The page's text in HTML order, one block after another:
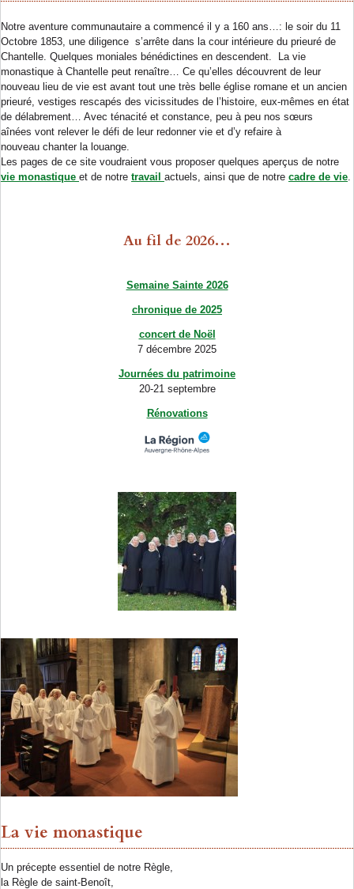
Notre aventure communautaire a commencé il y a 160 ans…: le soir du 11
Octobre 1853, une diligence s’arrête dans la cour intérieure du prieuré de
Chantelle. Quelques moniales bénédictines en descendent. La vie
monastique à Chantelle peut renaître… Ce qu’elles découvrent de leur
nouveau lieu de vie est avant tout une très belle église romane et un ancien
prieuré, vestiges rescapés des vicissitudes de l’histoire, eux-mêmes en état
de délabrement… Avec ténacité et constance, peu à peu nos sœurs
aînées vont relever le défi de leur redonner vie et d’y refaire à
nouveau chanter la louange.
Les pages de ce site voudraient vous proposer quelques aperçus de notre
vie monastique et de notre travail actuels, ainsi que de notre cadre de vie
Au fil de 2026…
Semaine Sainte 2026
chronique de 2025
concert de Noël
7 décembre 2025
Journées du patrimoine
20-21 septembre
Rénovations
La vie monastique
Un précepte essentiel de notre Règle,
la Règle de saint-Benoît,